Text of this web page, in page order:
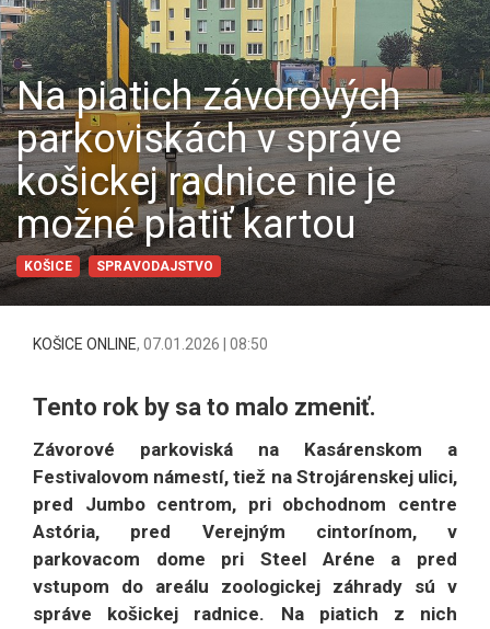
Na piatich závorových
parkoviskách v správe
košickej radnice nie je
možné platiť kartou
KOŠICE SPRAVODAJSTVO
KOŠICE ONLINE, 07.01.2026 | 08:50
Tento rok by sa to malo zmeniť.
Závorové parkoviská na Kasárenskom a
Festivalovom námestí, tiež na Strojárenskej ulici,
pred Jumbo centrom, pri obchodnom centre
Astória, pred Verejným cintorínom, v
parkovacom dome pri Steel Aréne a pred
vstupom do areálu zoologickej záhrady sú v
správe košickej radnice. Na piatich z nich